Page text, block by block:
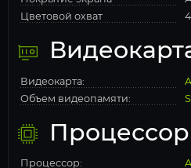
Цветовой охват
Видеокарта:
Объем видеопамяти:
Процессор
Процессор: